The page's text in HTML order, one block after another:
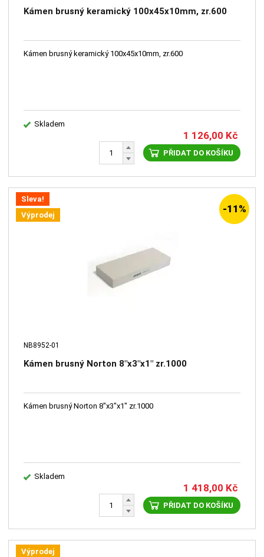
Kámen brusný keramický 100x45x10mm, zr.600
Kámen brusný keramický 100x45x10mm, zr.600
Skladem
1 126,00 Kč
PŘIDAT DO KOŠÍKU
Sleva!
Výprodej
-11%
NB8952-01
Kámen brusný Norton 8"x3"x1" zr.1000
Kámen brusný Norton 8"x3"x1" zr.1000
Skladem
1 418,00 Kč
PŘIDAT DO KOŠÍKU
Výprodej